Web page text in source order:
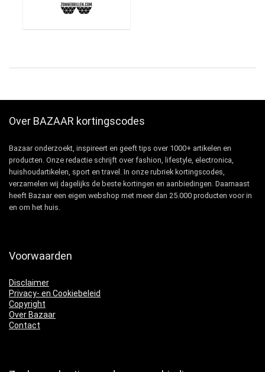
Over BAZAAR kortingscodes
Bazaar onderzoekt, inspireert en geeft tips over 1000+ artikelen en
producten. Onze redactie schrijft over fashion, lifestyle, electronica,
huishoudartikelen, sport en travel. In onze rubriek kortingscodes,
verzamelen wij dagelijks de beste kortingen en aanbiedingen. Daarnaast
heeft Bazaar een eigen webshop met meer dan 25.000 producten voor in
en om het huis.
Voorwaarden
Disclaimer
Privacy- en Cookiebeleid
Copyright
Over Bazaar
Contact